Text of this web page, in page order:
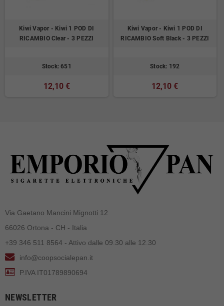
Kiwi Vapor - Kiwi 1 POD DI
RICAMBIO Clear - 3 PEZZI
Stock: 651
12,10 €
Kiwi Vapor - Kiwi 1 POD DI
RICAMBIO Soft Black - 3 PEZZI
Stock: 192
12,10 €
Via Gaetano Mancini Mignotti 12
66026 Ortona - CH - Italia
+39 346 511 8564 - Attivo dalle 09.30 alle 12.30
info@coopsocialepan.it
P.IVA IT01789890694
NEWSLETTER